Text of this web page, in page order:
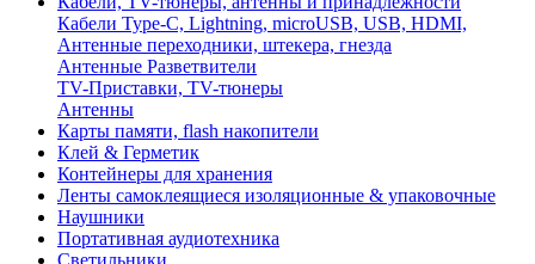
Кабели Type-C, Lightning, microUSB, USB, HDMI,
Антенные переходники, штекера, гнезда
Антенные Разветвители
TV-Приставки, TV-тюнеры
Антенны
Карты памяти, flash накопители
Клей & Герметик
Контейнеры для хранения
Ленты самоклеящиеся изоляционные & упаковочные
Наушники
Портативная аудиотехника
Светильники